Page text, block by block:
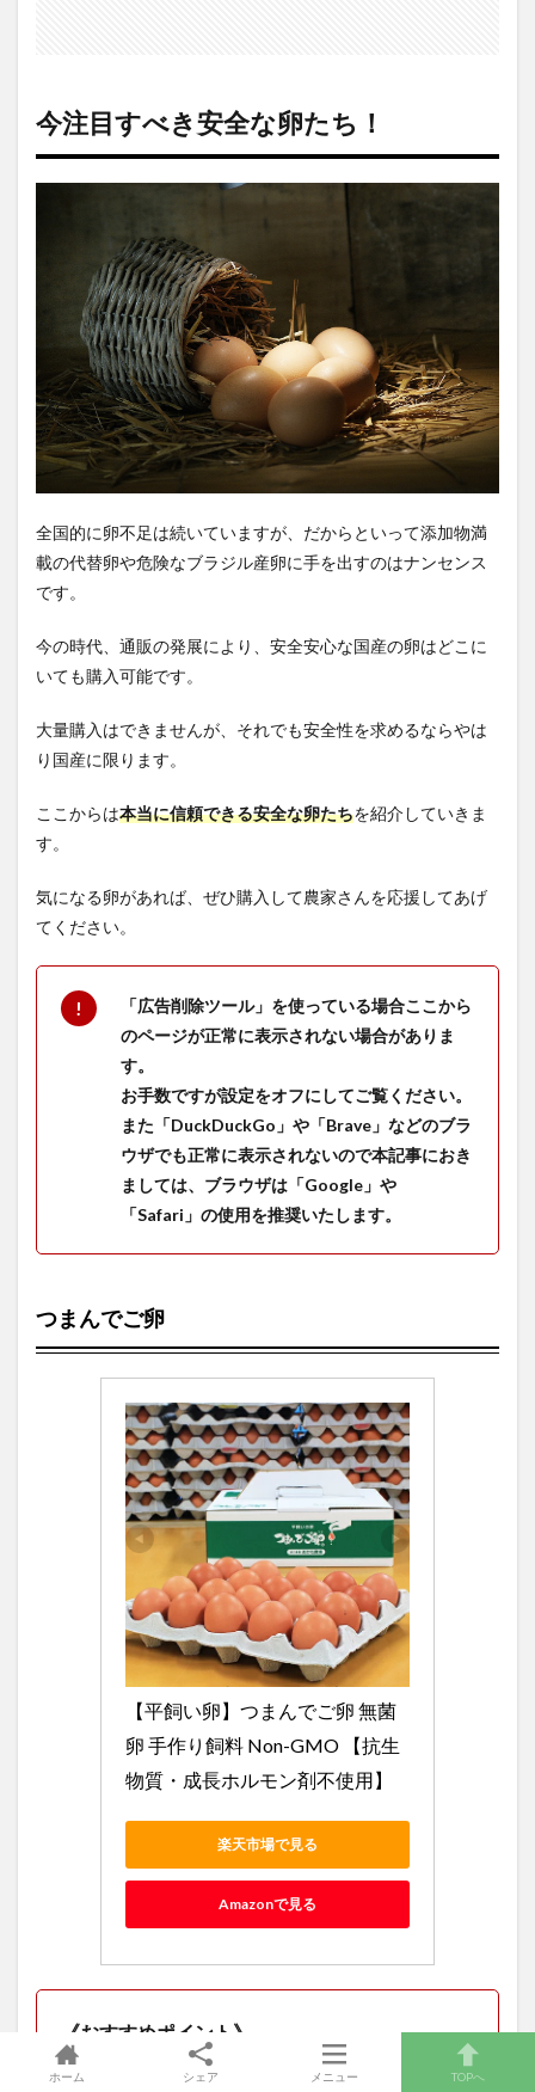
今注目すべき安全な卵たち！
全国的に卵不足は続いていますが、だからといって添加物満
載の代替卵や危険なブラジル産卵に手を出すのはナンセンス
です。
今の時代、通販の発展により、安全安心な国産の卵はどこに
いても購入可能です。
大量購入はできませんが、それでも安全性を求めるならやは
り国産に限ります。
ここからは本当に信頼できる安全な卵たちを紹介していきま
す。
気になる卵があれば、ぜひ購入して農家さんを応援してあげ
てください。
「広告削除ツール」を使っている場合ここから
のページが正常に表示されない場合がありま
す。
お手数ですが設定をオフにしてご覧ください。
また「DuckDuckGo」や「Brave」などのブラ
ウザでも正常に表示されないので本記事におき
ましては、ブラウザは「Google」や
「Safari」の使用を推奨いたします。
つまんでご卵
【平飼い卵】つまんでご卵 無菌
卵 手作り飼料 Non-GMO 【抗生
物質・成長ホルモン剤不使用】
楽天市場で見る
Amazonで見る
《おすすめポイント》
・簡単に摘める強くしっかりとした黄身が特徴の卵
ホーム シェア メニュー TOPへ